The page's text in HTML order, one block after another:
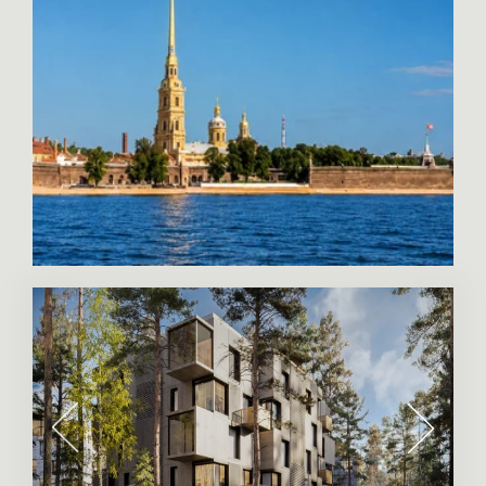
метров, высотой – 4 метра и из одного стекла.
Они были сделаны в Швейцарии и
привезены в Россию. Вы можете открыть их
полностью и выйти на террасу. Ваши гости
будут восхищены! Поэтому квартира с
панорамными окнами очень часто выполняет
представительскую роль. Это квартира не
только для себя, удобства и жизни, а для
того, чтобы пригласить знакомых, устроить
пати, с удовольствием любоваться видами,
наслаждаться питерским духом.
Поэтому купить квартиру с панорамными
окнами непросто -— их немного. Например,
проект «Royal Park» почему-то с небольшими